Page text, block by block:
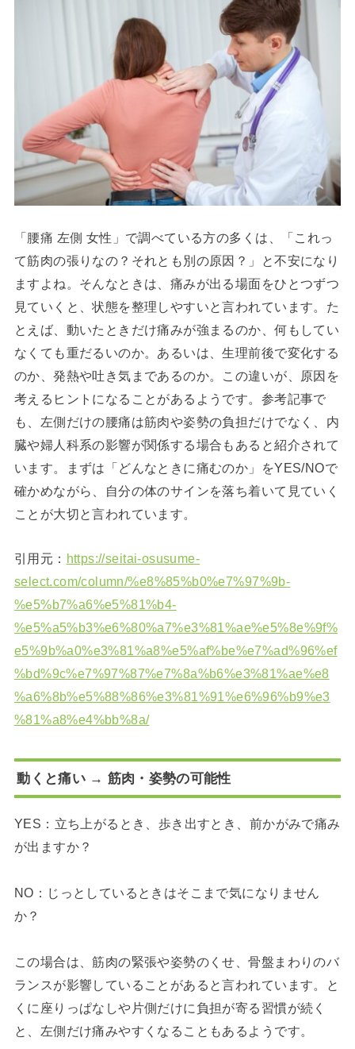
「腰痛 左側 女性」で調べている方の多くは、「これっ
て筋肉の張りなの？それとも別の原因？」と不安になり
ますよね。そんなときは、痛みが出る場面をひとつずつ
見ていくと、状態を整理しやすいと言われています。た
とえば、動いたときだけ痛みが強まるのか、何もしてい
なくても重だるいのか。あるいは、生理前後で変化する
のか、発熱や吐き気まであるのか。この違いが、原因を
考えるヒントになることがあるようです。参考記事で
も、左側だけの腰痛は筋肉や姿勢の負担だけでなく、内
臓や婦人科系の影響が関係する場合もあると紹介されて
います。まずは「どんなときに痛むのか」をYES/NOで
確かめながら、自分の体のサインを落ち着いて見ていく
ことが大切と言われています。
引用元： https://seitai-osusume-
select.com/column/%e8%85%b0%e7%97%9b-
%e5%b7%a6%e5%81%b4-
%e5%a5%b3%e6%80%a7%e3%81%ae%e5%8e%9f%
e5%9b%a0%e3%81%a8%e5%af%be%e7%ad%96%ef
%bd%9c%e7%97%87%e7%8a%b6%e3%81%ae%e8
%a6%8b%e5%88%86%e3%81%91%e6%96%b9%e3
%81%a8%e4%bb%8a/
動くと痛い → 筋肉・姿勢の可能性
YES：立ち上がるとき、歩き出すとき、前かがみで痛み
が出ますか？
NO：じっとしているときはそこまで気になりません
か？
この場合は、筋肉の緊張や姿勢のくせ、骨盤まわりのバ
ランスが影響していることがあると言われています。と
くに座りっぱなしや片側だけに負担が寄る習慣が続く
と、左側だけ痛みやすくなることもあるようです。